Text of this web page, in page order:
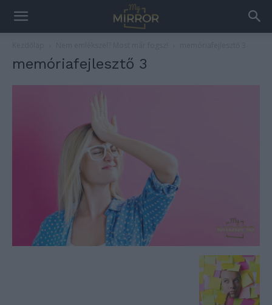
memóriafejlesztő 3